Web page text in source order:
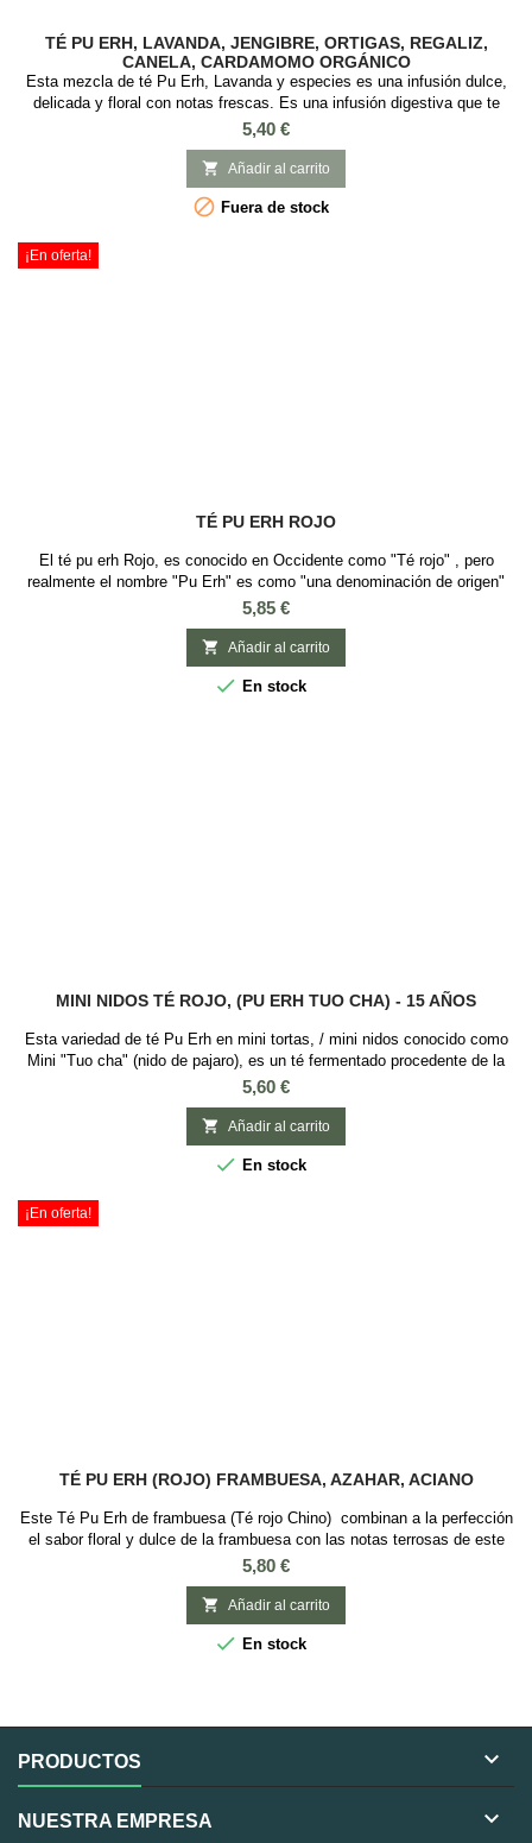
TÉ PU ERH, LAVANDA, JENGIBRE, ORTIGAS, REGALIZ,
CANELA, CARDAMOMO ORGÁNICO
Esta mezcla de té Pu Erh, Lavanda y especies es una infusión dulce,
delicada y floral con notas frescas. Es una infusión digestiva que te
ayuda en esos momentos de hinchazón. SABOR: Lavanda y Especias
INGREDIENTES: Té Pu Erh, Rooibos, Romero, hojas de ortiga,
escaramujo, flores de lavanda, trozos de jengibre, mate, hinojo, raíz de
regaliz, canela,...
Precio
5,40 €
 Añadir al carrito
 Fuera de stock
¡En oferta!
TÉ PU ERH ROJO
El té pu erh Rojo, es conocido en Occidente como "Té rojo" , pero
realmente el nombre "Pu Erh" es como "una denominación de origen"
que identifica al té que se produce concretamente en la provincia China
de Yunnan y es un té fermentado que tiene su proceso de maduración
que pueden ir de 2 años hasta más de 60 años . Su sabor es terroso y
ligeramente...
Precio
5,85 €
 Añadir al carrito
 En stock
MINI NIDOS TÉ ROJO, (PU ERH TUO CHA) - 15 AÑOS
Esta variedad de té Pu Erh en mini tortas, / mini nidos conocido como
Mini "Tuo cha" (nido de pajaro), es un té fermentado procedente de la
región China de Yunnan , famosa por estos tipos de té que se elaboran
mediante un proceso de fermentación de hojas grandes de té y
finalmente trabajadas. Este té rojo puerh tiene 15 años de maduración y
se presenta en...
Precio
5,60 €
 Añadir al carrito
 En stock
¡En oferta!
TÉ PU ERH (ROJO) FRAMBUESA, AZAHAR, ACIANO
Este Té Pu Erh de frambuesa (Té rojo Chino) combinan a la perfección
el sabor floral y dulce de la frambuesa con las notas terrosas de este
té. Sabor: Floral y frambuesaIngredientes: Té Pu Erh Chino (Té Rojo),
flores de aciano, trozos de frambuesa, azahar y aroma
Precio
5,80 €
 Añadir al carrito
 En stock
PRODUCTOS 
NUESTRA EMPRESA 